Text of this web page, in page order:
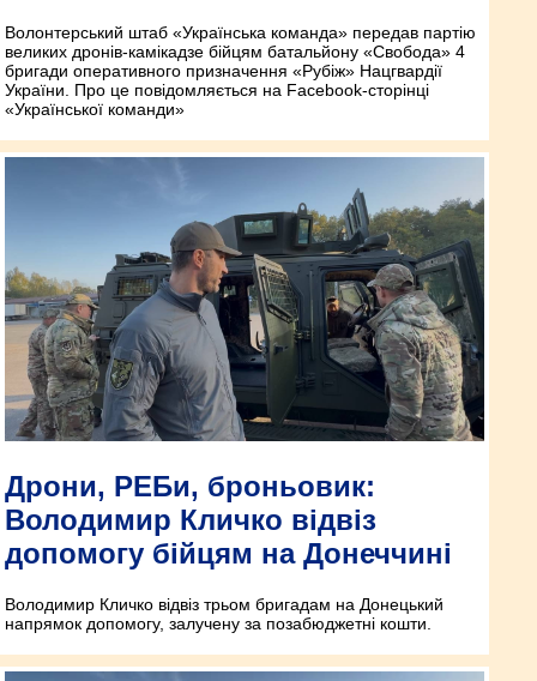
Волонтерський штаб «Українська команда» передав партію
великих дронів-камікадзе бійцям батальйону «Свобода» 4
бригади оперативного призначення «Рубіж» Нацгвардії
України. Про це повідомляється на Facebook-сторінці
«Української команди»
Дрони, РЕБи, броньовик:
Володимир Кличко відвіз
допомогу бійцям на Донеччині
Володимир Кличко відвіз трьом бригадам на Донецький
напрямок допомогу, залучену за позабюджетні кошти.